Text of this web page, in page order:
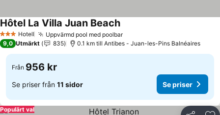
3 StjärnorHotell Uppvärmd pool med poolbarSe priser
Hôtel La Villa Juan BeachSe priser
9,0 Utmärkt 835 0.1 km till Antibes - Juan-les-Pins Balnéaires
Från 956 kr
Se priser från 11 sidor Se priser
Populärt val